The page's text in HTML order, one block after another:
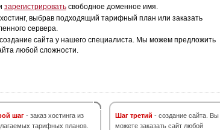
зарегистрировать свободное доменное имя.
выбрав подходящий тарифный план или заказать
сервера.
сайта у нашего специалиста. Мы можем предложить
любой сложности.
шаг - заказ хостинга из
тарифных планов.
Шаг третий - создание сайта. Вы
можете заказать сайт любой